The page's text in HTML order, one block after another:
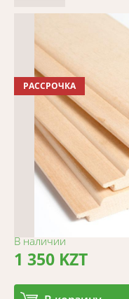
РАССРОЧКА
В наличии
1 350 KZT